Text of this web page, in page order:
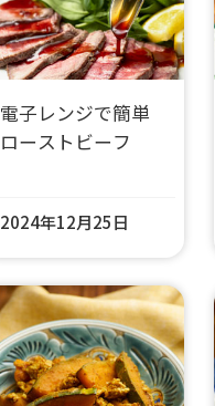
電子レンジで簡単
ローストビーフ
2024年12月25日